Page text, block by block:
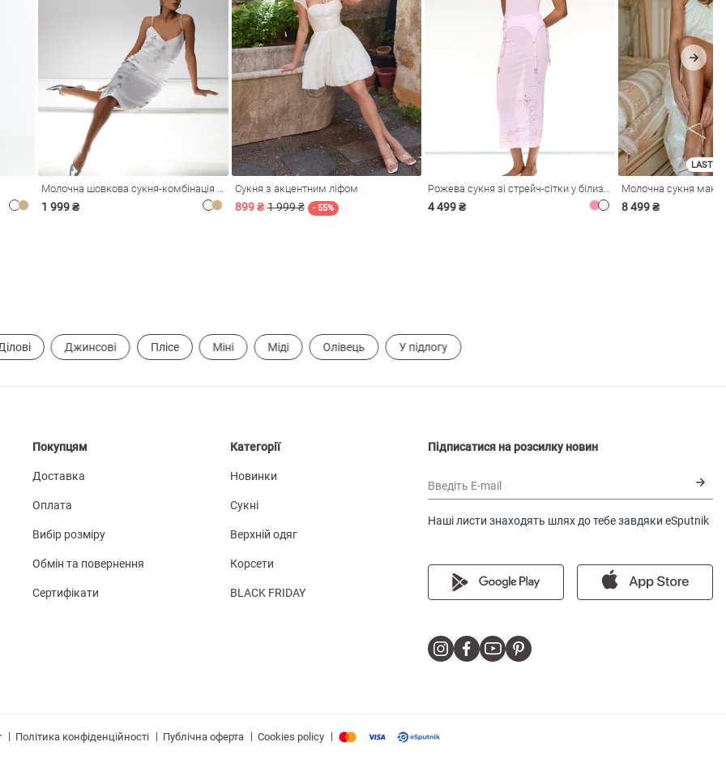
1 999 ₴
Сукня з акцентним ліфом
899 ₴ 1 999 ₴ - 55% 4 499 ₴
LAST
8 499 ₴
Джинсові Плісе Міні Міді Олівець У підлогу
Покупцям
Доставка
Оплата
Вибір розміру
Обмін та повернення
Сертифікати
Категорії
Новинки
Сукні
Верхній одяг
Корсети
BLACK FRIDAY
Підписатися на розсилку новин
Введіть E-mail
Наші листи знаходять шлях до тебе завдяки eSputnik
| Політика конфіденційності | Публічна оферта | Cookies policy |